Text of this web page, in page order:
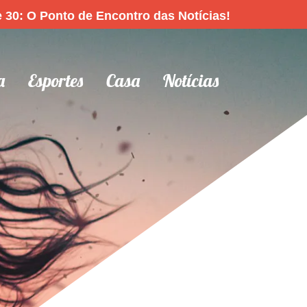
30: O Ponto de Encontro das Notícias!
Esportes Casa Notícias